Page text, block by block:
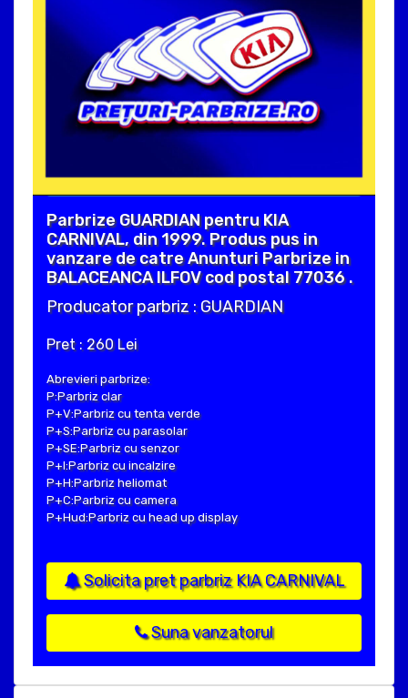
Parbrize GUARDIAN pentru KIA
CARNIVAL, din 1999. Produs pus in
vanzare de catre Anunturi Parbrize in
BALACEANCA ILFOV cod postal 77036 .
Producator parbriz : GUARDIAN
Pret : 260 Lei
Abrevieri parbrize:
P:Parbriz clar
P+V:Parbriz cu tenta verde
P+S:Parbriz cu parasolar
P+SE:Parbriz cu senzor
P+I:Parbriz cu incalzire
P+H:Parbriz heliomat
P+C:Parbriz cu camera
P+Hud:Parbriz cu head up display
Solicita pret parbriz KIA CARNIVAL
Suna vanzatorul